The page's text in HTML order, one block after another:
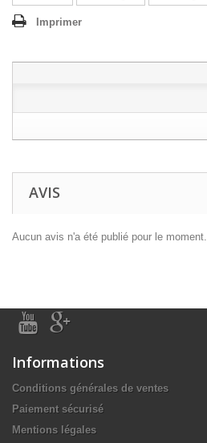
Imprimer
AVIS
Aucun avis n'a été publié pour le moment.
Informations
Conditions générales de ventes
Paiement sécurisé
Mentions légales